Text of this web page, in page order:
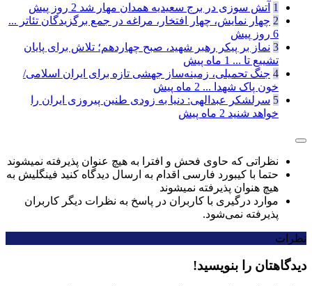
1 آتش سوزی در برج سعیدیه همدان مهار شد 2 روز پیش
2 چهار نمایش، چهار افتخار، مراغه در جمع برگزیدگان تئاتر ...
6 روز پیش
3 نماز بر پیکر رهبر شهید، صبح چهاردهم؛ تلاش برای پایان
تشییع تا ... 1 ماه پیش
4 جنگ تحمیلی، زمینه‌ساز جهشی تازه برای ایران اسلامی/
خون پاک شهدا ... 2 ماه پیش
5 سرلشکر عبدالهی: دنیا به زودی طنین پیروزی ایران را
خواهد شنید 2 ماه پیش
نظراتی که حاوی فحش و افترا به هیچ عنوان پذیرفته نمیشوند
حتما با کیبورد فارسی اقدام به ارسال دیدگاه کنید فینگلیش به
هیچ هنوان پذیرفته نمیشوند
موارد درگیری با کاربران در پاسخ به نظرات دیگر کاربران
پذیرفته نمی‌شود.
نظرات
دیدگاهتان را بنویسید!